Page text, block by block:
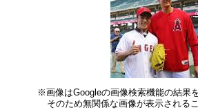
※画像はGoogleの画像検索機能の結果
そのため無関係な画像が表示される